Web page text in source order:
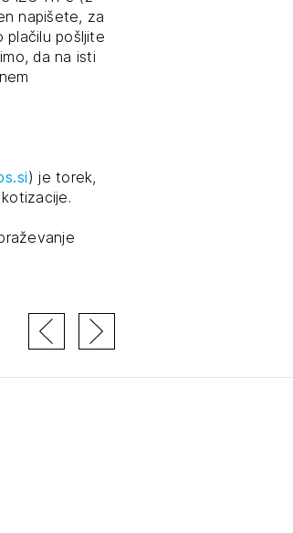
napišete, za
plačilu pošljite
da na isti
) je torek,